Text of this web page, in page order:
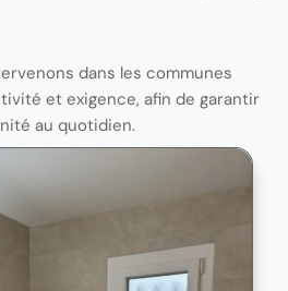
dans les communes
et exigence, afin de garantir
au quotidien.